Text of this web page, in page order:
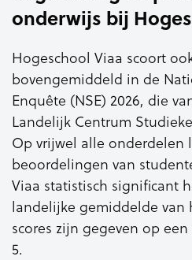
onderwijs bij
Hogeschool Viaa scoort
bovengemiddeld in de
Enquête (NSE) 2026, die
Landelijk Centrum
Op vrijwel alle onderdelen
beoordelingen van
Viaa statistisch significant
landelijke gemiddelde van
scores zijn gegeven op
5.